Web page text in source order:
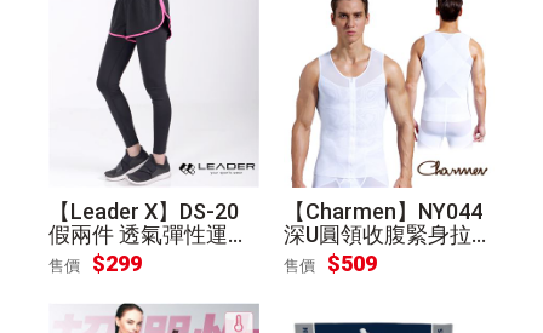
【Leader X】DS-20
假兩件 透氣彈性運動
長褲 女款(黑底桃邊S)
售價 $299
【Charmen】NY044
深U圓領收腹緊身拉鍊
背心 男性塑身衣(白色
M)
售價 $509